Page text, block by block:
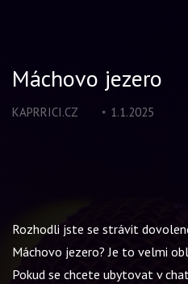
Máchovo jezero
KAPRRICI.CZ 1.1.2025
Rozhodli jste se strávit
Máchovo jezero? Je to velmi
Pokud se chcete ubytovat v